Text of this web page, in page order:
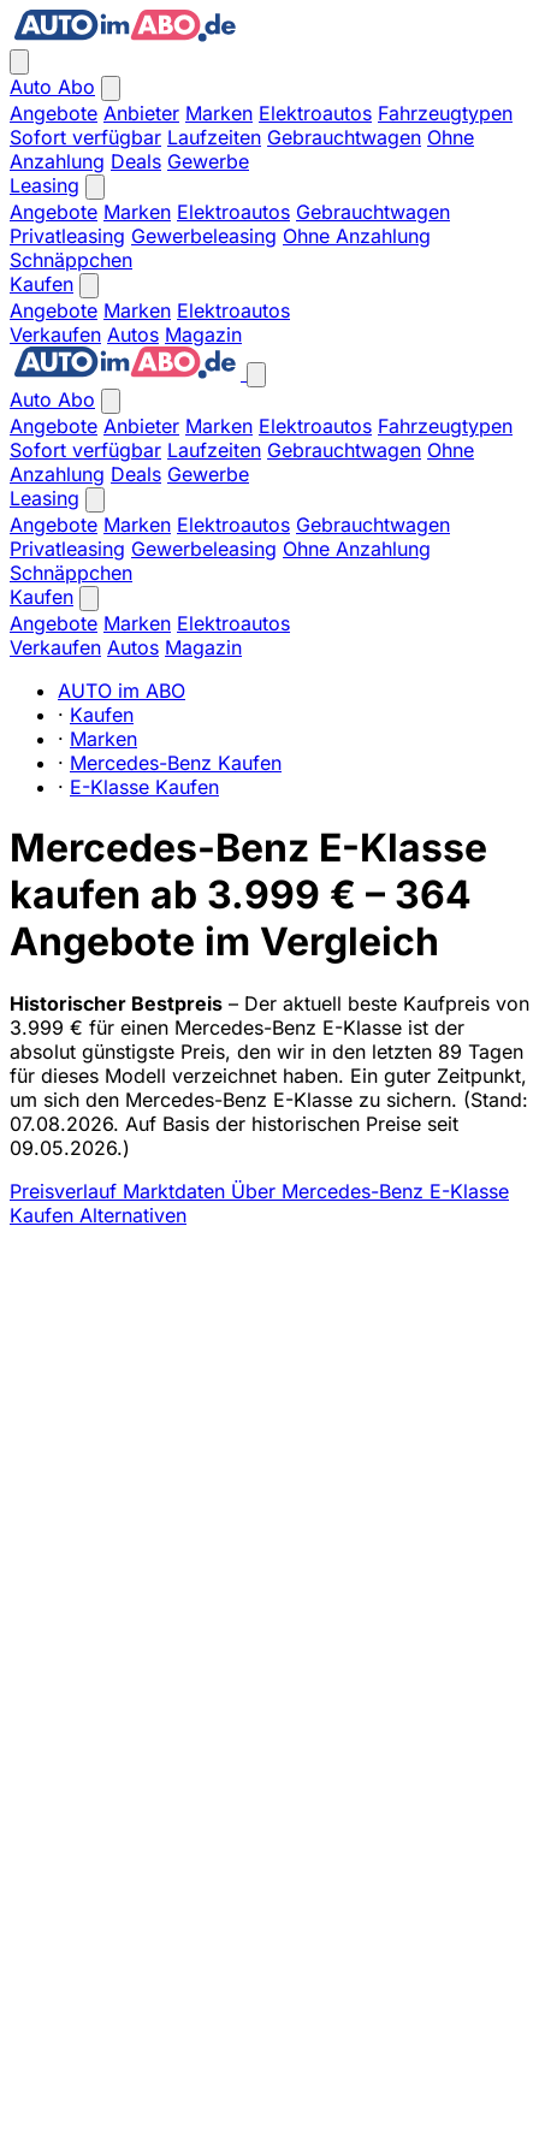
Auto Abo
Angebote Anbieter Marken Elektroautos Fahrzeugtypen
Sofort verfügbar Laufzeiten Gebrauchtwagen Ohne
Anzahlung Deals Gewerbe
Leasing
Angebote Marken Elektroautos Gebrauchtwagen
Privatleasing Gewerbeleasing Ohne Anzahlung
Schnäppchen
Kaufen
Angebote Marken Elektroautos
Verkaufen Autos Magazin
Auto Abo
Angebote Anbieter Marken Elektroautos Fahrzeugtypen
Sofort verfügbar Laufzeiten Gebrauchtwagen Ohne
Anzahlung Deals Gewerbe
Leasing
Angebote Marken Elektroautos Gebrauchtwagen
Privatleasing Gewerbeleasing Ohne Anzahlung
Schnäppchen
Kaufen
Angebote Marken Elektroautos
Verkaufen Autos Magazin
AUTO im ABO
· Kaufen
· Marken
· Mercedes-Benz Kaufen
· E-Klasse Kaufen
Mercedes-Benz E-Klasse
kaufen ab 3.999 € – 364
Angebote im Vergleich
Historischer Bestpreis – Der aktuell beste Kaufpreis von
3.999 € für einen Mercedes-Benz E-Klasse ist der
absolut günstigste Preis, den wir in den letzten 89 Tagen
für dieses Modell verzeichnet haben. Ein guter Zeitpunkt,
um sich den Mercedes-Benz E-Klasse zu sichern. (Stand:
07.08.2026. Auf Basis der historischen Preise seit
09.05.2026.)
Preisverlauf Marktdaten Über Mercedes-Benz E-Klasse
Kaufen Alternativen